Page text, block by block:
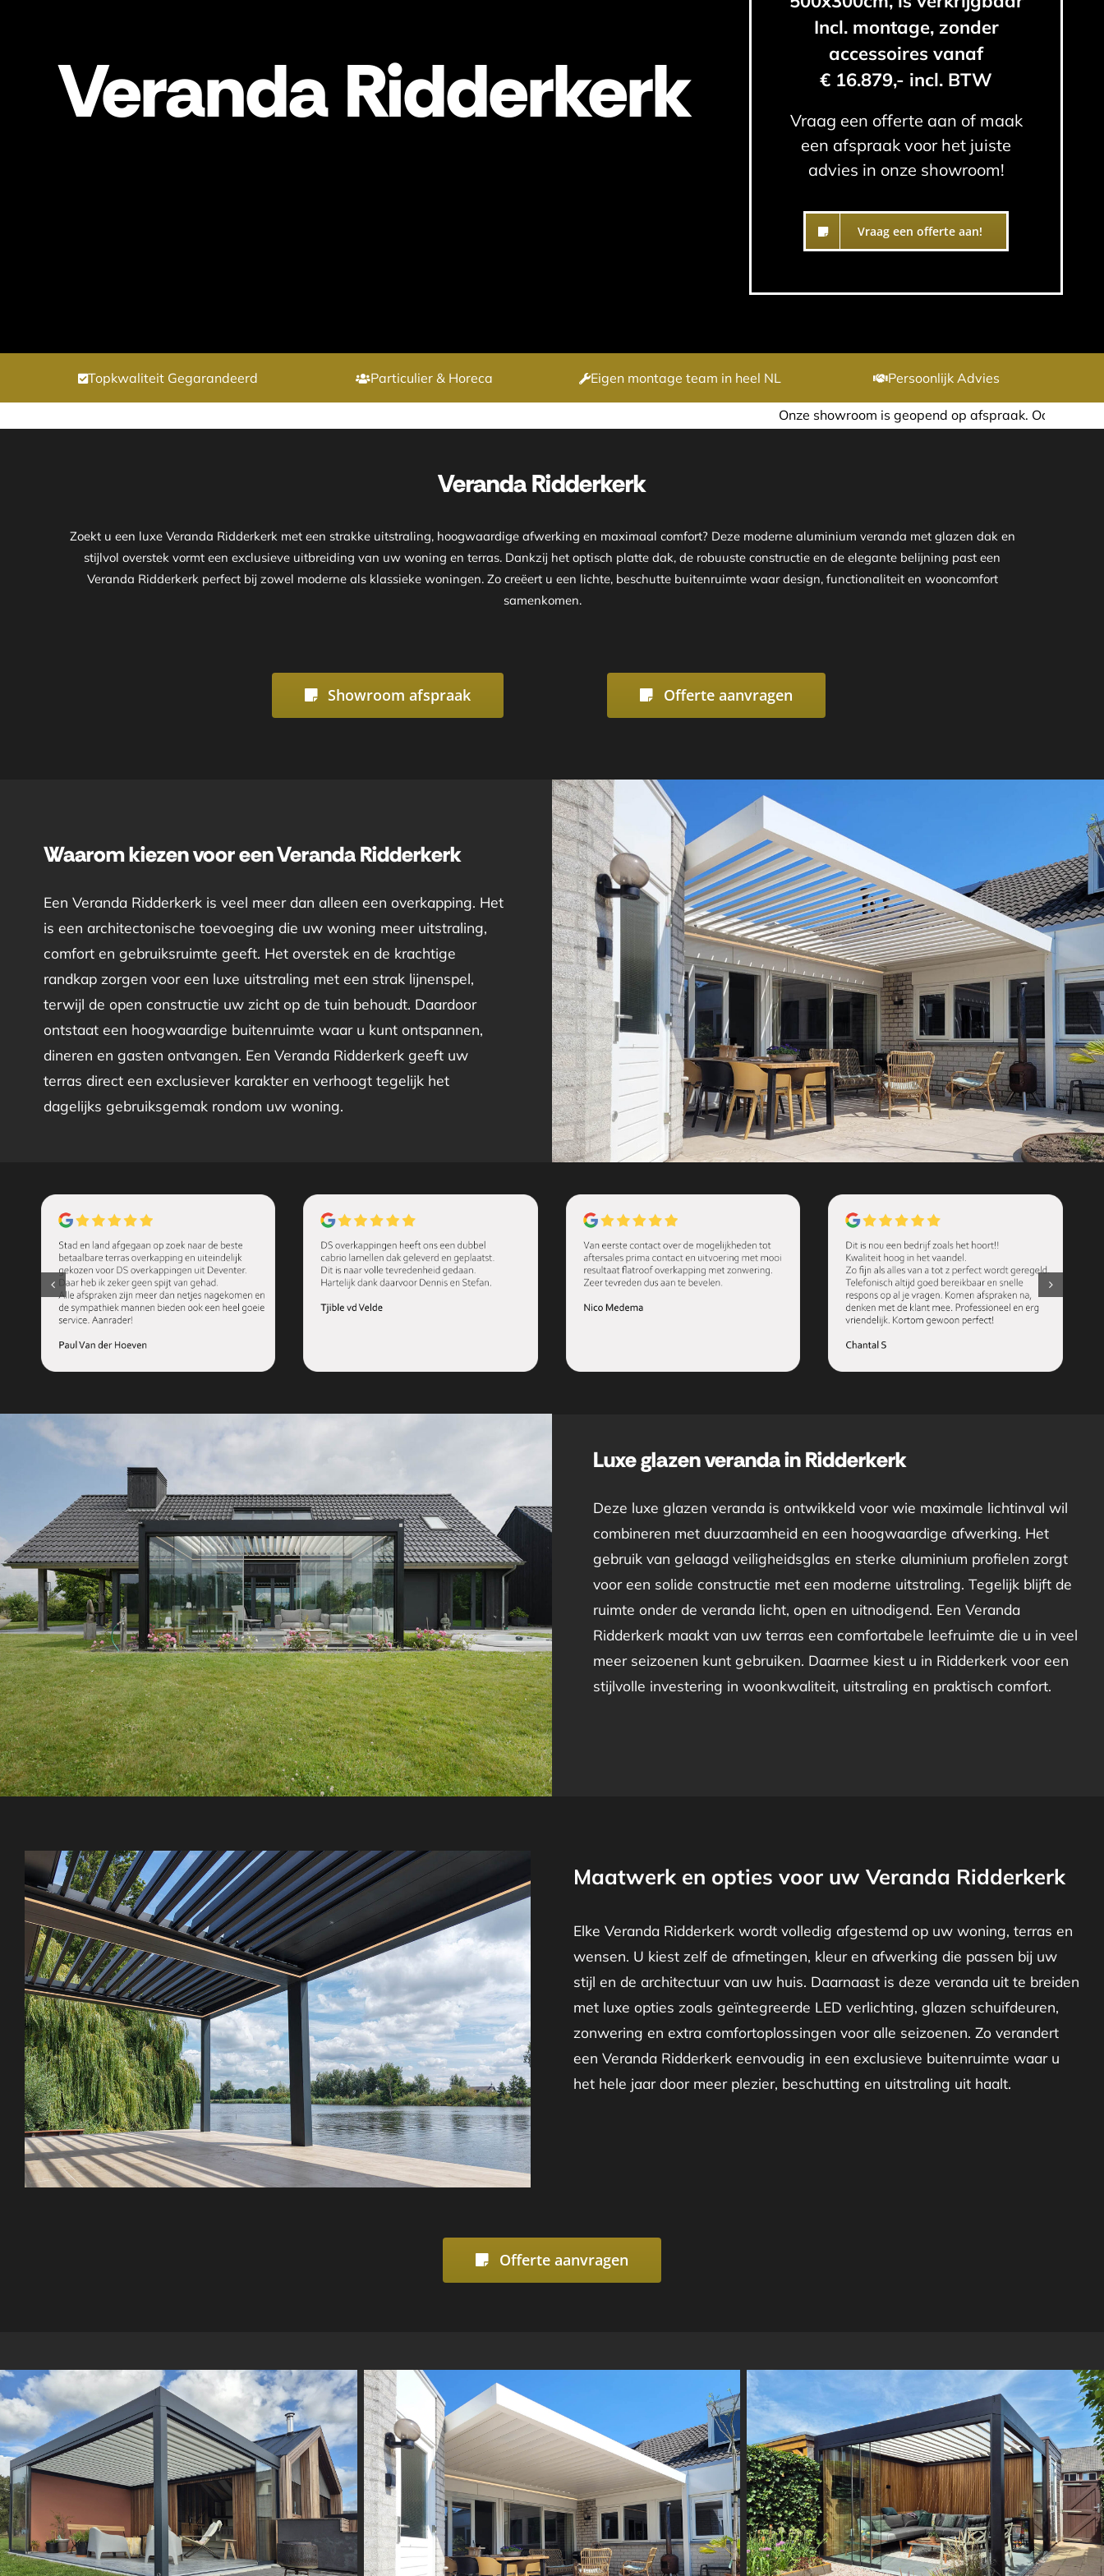
Veranda Ridderkerk
Incl. montage, zonder
accessoires vanaf
€ 16.879,- incl. BTW
Vraag een offerte aan of maak
een afspraak voor het juiste
advies in onze showroom!
Vraag een offerte aan!
Topkwaliteit Gegarandeerd Particulier & Horeca Eigen montage team in heel NL Persoonlijk Advies
Onze showroom is geopend op afspraak. Ook in de avond of in het
Veranda Ridderkerk
Zoekt u een luxe Veranda Ridderkerk met een strakke uitstraling, hoogwaardige afwerking en maximaal comfort? Deze moderne aluminium veranda met glazen dak en
stijlvol overstek vormt een exclusieve uitbreiding van uw woning en terras. Dankzij het optisch platte dak, de robuuste constructie en de elegante belijning past een
Veranda Ridderkerk perfect bij zowel moderne als klassieke woningen. Zo creëert u een lichte, beschutte buitenruimte waar design, functionaliteit en wooncomfort
samenkomen.
Showroom afspraak Offerte aanvragen
Waarom kiezen voor een Veranda Ridderkerk
Een Veranda Ridderkerk is veel meer dan alleen een overkapping. Het
is een architectonische toevoeging die uw woning meer uitstraling,
comfort en gebruiksruimte geeft. Het overstek en de krachtige
randkap zorgen voor een luxe uitstraling met een strak lijnenspel,
terwijl de open constructie uw zicht op de tuin behoudt. Daardoor
ontstaat een hoogwaardige buitenruimte waar u kunt ontspannen,
dineren en gasten ontvangen. Een Veranda Ridderkerk geeft uw
terras direct een exclusiever karakter en verhoogt tegelijk het
dagelijks gebruiksgemak rondom uw woning.
Luxe glazen veranda in Ridderkerk
Deze luxe glazen veranda is ontwikkeld voor wie maximale lichtinval wil
combineren met duurzaamheid en een hoogwaardige afwerking. Het
gebruik van gelaagd veiligheidsglas en sterke aluminium profielen zorgt
voor een solide constructie met een moderne uitstraling. Tegelijk blijft de
ruimte onder de veranda licht, open en uitnodigend. Een Veranda
Ridderkerk maakt van uw terras een comfortabele leefruimte die u in veel
meer seizoenen kunt gebruiken. Daarmee kiest u in Ridderkerk voor een
stijlvolle investering in woonkwaliteit, uitstraling en praktisch comfort.
Maatwerk en opties voor uw Veranda Ridderkerk
Elke Veranda Ridderkerk wordt volledig afgestemd op uw woning, terras en
wensen. U kiest zelf de afmetingen, kleur en afwerking die passen bij uw
stijl en de architectuur van uw huis. Daarnaast is deze veranda uit te breiden
met luxe opties zoals geïntegreerde LED verlichting, glazen schuifdeuren,
zonwering en extra comfortoplossingen voor alle seizoenen. Zo verandert
een Veranda Ridderkerk eenvoudig in een exclusieve buitenruimte waar u
het hele jaar door meer plezier, beschutting en uitstraling uit haalt.
Offerte aanvragen